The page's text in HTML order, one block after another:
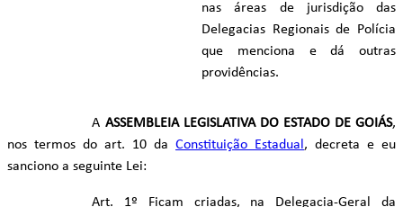
nas áreas de jurisdição das
Delegacias Regionais de Polícia
que menciona e dá outras
providências.
A ASSEMBLEIA LEGISLATIVA DO ESTADO DE GOIÁS,
nos termos do art. 10 da Constituição Estadual, decreta e eu
sanciono a seguinte Lei:
Art. 1º Ficam criadas, na Delegacia-Geral da